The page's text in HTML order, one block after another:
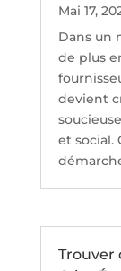
Mai 17,
Dans un
de plus
devient
et social.
Trouver